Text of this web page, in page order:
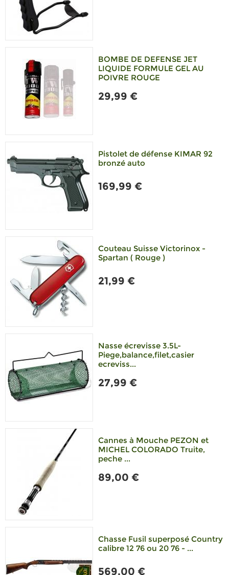
BOMBE DE DEFENSE JET
LIQUIDE FORMULE GEL AU
POIVRE ROUGE
29,99 €
Pistolet de défense KIMAR 92
bronzé auto
169,99 €
Couteau Suisse Victorinox -
Spartan ( Rouge )
21,99 €
Nasse écrevisse 3.5L-
Piege,balance,filet,casier
ecreviss...
27,99 €
Cannes à Mouche PEZON et
MICHEL COLORADO Truite,
peche ...
89,00 €
Chasse Fusil superposé Country
calibre 12 76 ou 20 76 - ...
569,00 €